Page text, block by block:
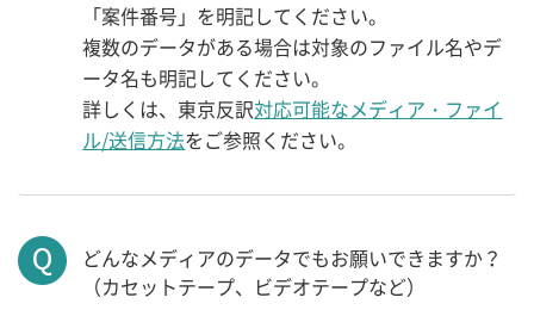
「案件番号」を明記してください。
複数のデータがある場合は対象のファイル名やデ
ータ名も明記してください。
詳しくは、東京反訳対応可能なメディア・ファイ
ル/送信方法をご参照ください。
どんなメディアのデータでもお願いできますか？
（カセットテープ、ビデオテープなど）